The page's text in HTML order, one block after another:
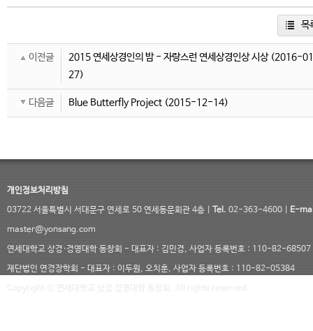
목
이전글 2015 연세상경인의 밤 - 자랑스런 연세상경인상 시상(2016-
27)
다음글 Blue Butterfly Project (2015-12-14)
개인정보처리방침
03722 서울특별시 서대문구 연세로 50 연세동문회관 4층 | Tel. 02-363-4600 |
E-
master@yonsang.com
연세대학교 상경·경영대학 동창회 - 대표자 : 김민경, 사업자 등록번호 : 110-82-68507
재단법인 연경장학회 - 대표자 : 이두원, 오치훈, 사업자 등록번호 : 110-82-05384